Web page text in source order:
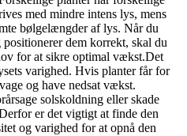
med mindre intens lys, mens
bølgelængder af lys. Når du
dem korrekt, skal du
for at sikre optimal vækst.Det
varighed. Hvis planter får for
og have nedsat vækst.
solskoldning eller skade
er det vigtigt at finde den
og varighed for at opnå den